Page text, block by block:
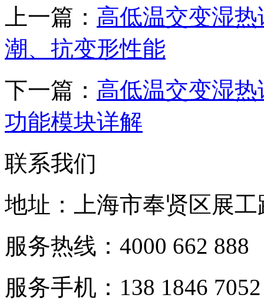
上一篇： 高低温交变湿
潮、抗变形性能
下一篇： 高低温交变湿
功能模块详解
联系我们
地址：上海市奉贤区展工
服务热线：4000 662 888
服务手机：138 1846 7052